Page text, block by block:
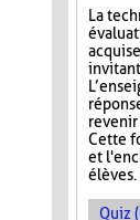
La
revenir
Cette
et
Quiz